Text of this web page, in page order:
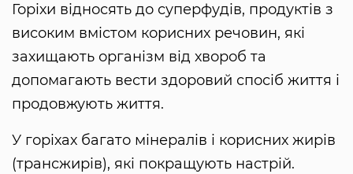
Горіхи відносять до суперфудів, продуктів з
високим вмістом корисних речовин, які
захищають організм від хвороб та
допомагають вести здоровий спосіб життя і
продовжують життя.
У горіхах багато мінералів і корисних жирів
(трансжирів), які покращують настрій.